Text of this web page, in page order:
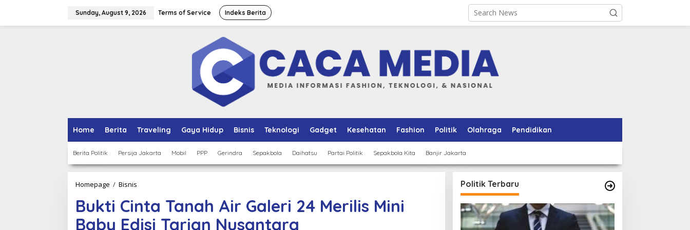
Sunday, August 9, 2026 Terms of Service Indeks Berita
Home Berita Traveling Gaya Hidup Bisnis Teknologi Gadget Kesehatan Fashion Politik Olahraga Pendidikan
Berita Politik Persija Jakarta Mobil PPP Gerindra Sepakbola Daihatsu Partai Politik Sepakbola Kita Banjir Jakarta
Homepage / Bisnis
Tanah
Air
Galeri
Bukti Cinta Tanah Air Galeri 24 Merilis Mini
Baby Edisi Tarian Nusantara
Politik Terbaru